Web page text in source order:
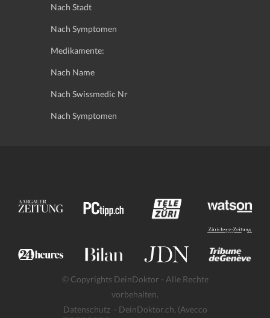
Nach Stadt
Nach Symptomen
Medikamente:
Nach Name
Nach Swissmedic Nr
Nach Symptomen
© Copyrights DeinDoktor - Alle Rechte
vorbehalten.
Datenschutz - DeinDoktor.ch, (Avecco